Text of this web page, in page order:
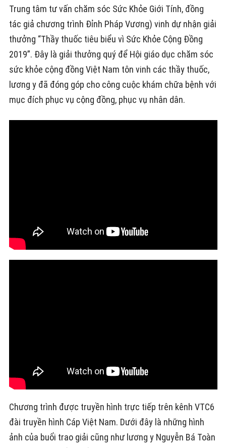
Trung tâm tư vấn chăm sóc Sức Khỏe Giới Tính, đồng
tác giả chương trình Đỉnh Pháp Vương) vinh dự nhận giải
thưởng “Thầy thuốc tiêu biểu vì Sức Khỏe Cộng Đồng
2019”. Đây là giải thưởng quý để Hội giáo dục chăm sóc
sức khỏe cộng đồng Việt Nam tôn vinh các thầy thuốc,
lương y đã đóng góp cho công cuộc khám chữa bệnh với
mục đích phục vụ cộng đồng, phục vụ nhân dân.
Chương trình được truyền hình trực tiếp trên kênh VTC6
đài truyền hình Cáp Việt Nam. Dưới đây là những hình
ảnh của buổi trao giải cũng như lương y Nguyễn Bá Toàn